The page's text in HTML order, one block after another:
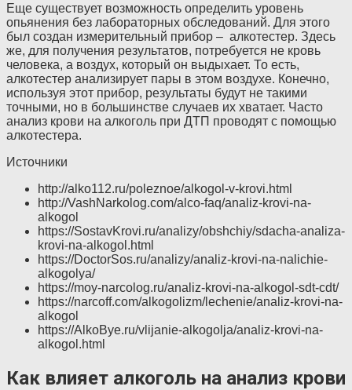
Еще существует возможность определить уровень
опьянения без лабораторных обследований. Для этого
был создан измерительный прибор – алкотестер. Здесь
же, для получения результатов, потребуется не кровь
человека, а воздух, который он выдыхает. То есть,
алкотестер анализирует пары в этом воздухе. Конечно,
используя этот прибор, результаты будут не такими
точными, но в большинстве случаев их хватает. Часто
анализ крови на алкоголь при ДТП проводят с помощью
алкотестера.
Источники
http://alko112.ru/poleznoe/alkogol-v-krovi.html
http://VashNarkolog.com/alco-faq/analiz-krovi-na-
alkogol
https://SostavKrovi.ru/analizy/obshchiy/sdacha-analiza-
krovi-na-alkogol.html
https://DoctorSos.ru/analizy/analiz-krovi-na-nalichie-
alkogolya/
https://moy-narcolog.ru/analiz-krovi-na-alkogol-sdt-cdt/
https://narcoff.com/alkogolizm/lechenie/analiz-krovi-na-
alkogol
https://AlkoBye.ru/vlijanie-alkogolja/analiz-krovi-na-
alkogol.html
Как влияет алкоголь на анализ крови